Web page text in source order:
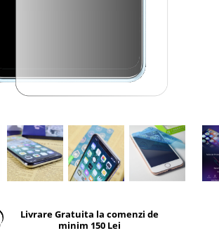
Livrare Gratuita la comenzi de
minim 150 Lei